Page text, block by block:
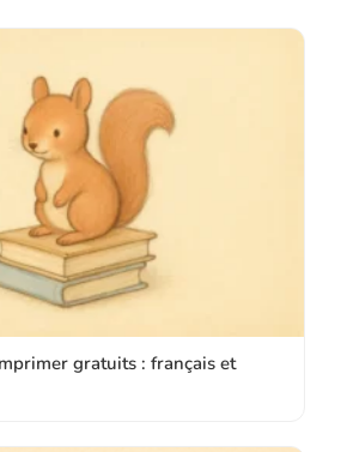
gratuits : français et